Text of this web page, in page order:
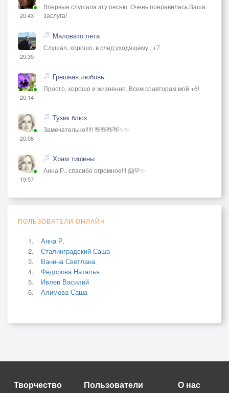
20:43
Впервые слушала эту песню. Очень понравилась.Ваша
заслуга!
20:39
Маловато лета
Слушал, хорошо, в след уходящему...+7
20:14
Грешная любовь
Просто, хорошо и жизненно. Всем соавторам мой +6!
20:08
Тузик блюз
Замечательно!!!!! 👋👋👋👋✨✨
19:57
Храм тишины
Анна Р., спасибо огромное!!! 🤗💛✨
ПОЛЬЗОВАТЕЛИ ОНЛАЙН
Анна Р.
Сталинградский Саша
Ванина Светлана
Фёдорова Наталья
Ивлев Василий
Алимова Саша
Творчество Пользователи О нас